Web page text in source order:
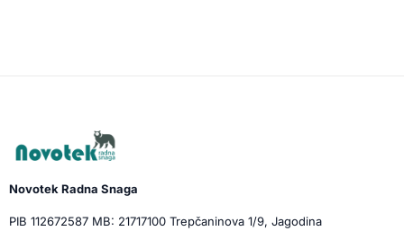
Novotek Radna Snaga
PIB 112672587 MB: 21717100 Trepčaninova 1/9, Jagodina